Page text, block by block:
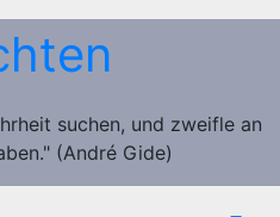
suchen, und zweifle an
(André Gide)